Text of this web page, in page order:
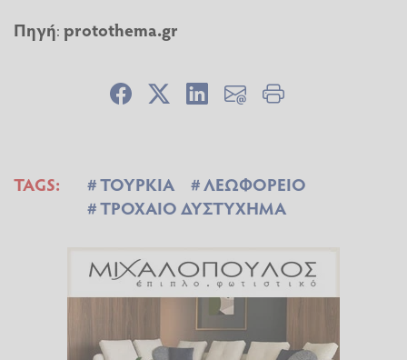
Πηγή:protothema.gr
TAGS: ΤΟΥΡΚΙΑ
ΛΕΩΦΟΡΕΙΟ
ΤΡΟΧΑΙΟ ΔΥΣΤΥΧΗΜΑ